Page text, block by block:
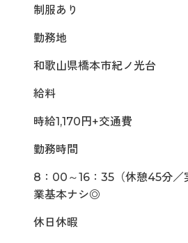
制服あり
勤務地
和歌山県橋本市紀ノ光台
給料
時給1,170円+交通費
勤務時間
8：00～16：35（休憩45分／
業基本ナシ◎
休日休暇